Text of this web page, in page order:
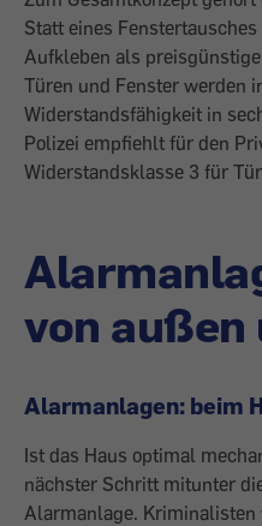
Statt eines
Aufkleben als
Türen und Fenster werden
Widerstandsfähigkeit in
Polizei empfiehlt für den
Widerstandsklasse 3 für
von außen
Alarmanlagen: beim
Ist das Haus optimal
nächster Schritt mitunter
Alarmanlage. Kriminalisten